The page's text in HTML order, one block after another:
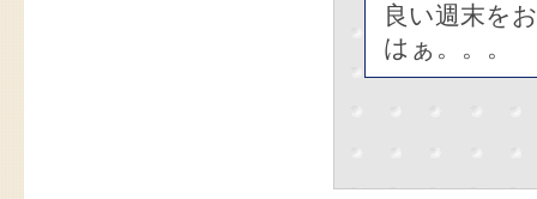
良い週末を
はぁ。。。